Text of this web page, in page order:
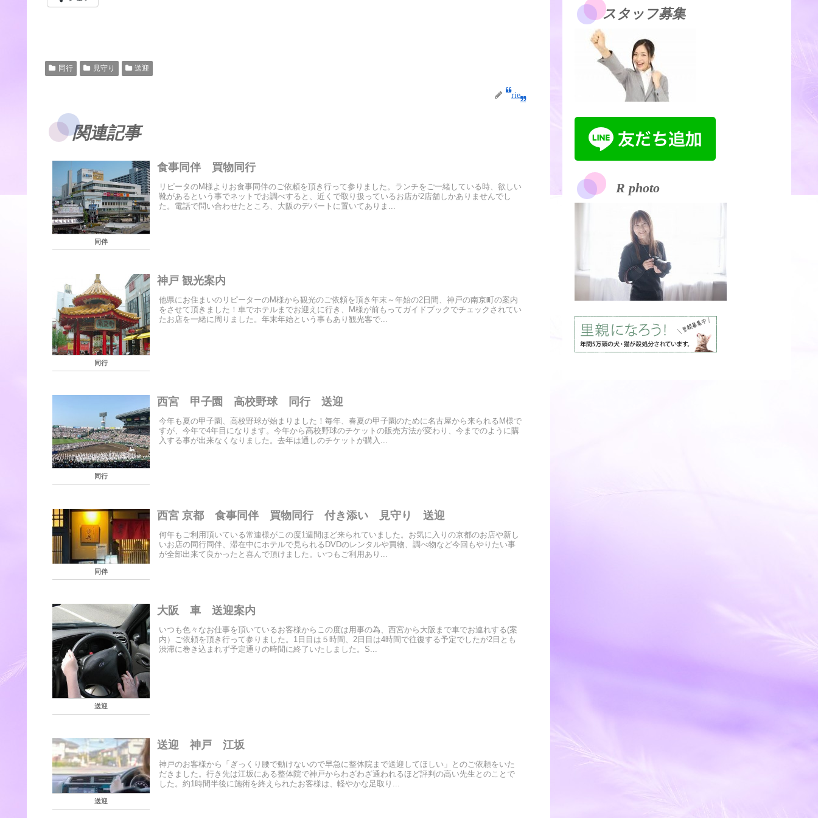
同行 見守り 送迎
rie
関連記事
同伴
食事同伴 買物同行
リピータのM様よりお食事同伴のご依頼を頂き行って参りました。ランチをご一緒している時、欲しい
靴があるという事でネットでお調べすると、近くで取り扱っているお店が2店舗しかありませんでし
た。電話で問い合わせたところ、大阪のデパートに置いてありま...
同行
神戸 観光案内
他県にお住まいのリピーターのM様から観光のご依頼を頂き年末～年始の2日間、神戸の南京町の案内
をさせて頂きました！車でホテルまでお迎えに行き、M様が前もってガイドブックでチェックされてい
たお店を一緒に周りました。年末年始という事もあり観光客で...
同行
西宮 甲子園 高校野球 同行 送迎
今年も夏の甲子園、高校野球が始まりました！毎年、春夏の甲子園のために名古屋から来られるM様で
すが、今年で4年目になります。今年から高校野球のチケットの販売方法が変わり、今までのように購
入する事が出来なくなりました。去年は通しのチケットが購入...
同伴
西宮 京都 食事同伴 買物同行 付き添い 見守り 送迎
何年もご利用頂いている常連様がこの度1週間ほど来られていました。お気に入りの京都のお店や新し
いお店の同行同伴、滞在中にホテルで見られるDVDのレンタルや買物、調べ物など今回もやりたい事
が全部出来て良かったと喜んで頂けました。いつもご利用あり...
送迎
大阪 車 送迎案内
いつも色々なお仕事を頂いているお客様からこの度は用事の為、西宮から大阪まで車でお連れする(案
内）ご依頼を頂き行って参りました。1日目は５時間、2日目は4時間で往復する予定でしたが2日とも
渋滞に巻き込まれず予定通りの時間に終了いたしました。S...
送迎
送迎 神戸 江坂
神戸のお客様から「ぎっくり腰で動けないので早急に整体院まで送迎してほしい」とのご依頼をいた
だきました。行き先は江坂にある整体院で神戸からわざわざ通われるほど評判の高い先生とのことで
した。約1時間半後に施術を終えられたお客様は、軽やかな足取り...
スタッフ募集
R photo